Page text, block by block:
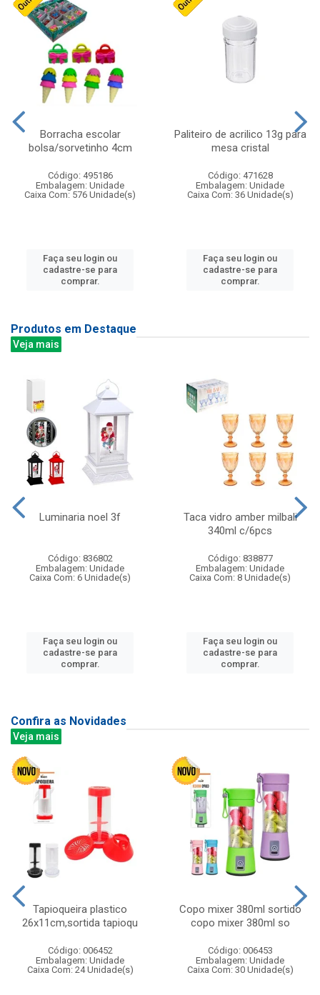
Borracha escolar
bolsa/sorvetinho 4cm
Código: 495186
Embalagem: Unidade
Caixa Com: 576 Unidade(s)
Faça seu login ou
cadastre-se para
comprar.
Paliteiro de acrilico 13g para
mesa cristal
Código: 471628
Embalagem: Unidade
Caixa Com: 36 Unidade(s)
Faça seu login ou
cadastre-se para
comprar.
Produtos em Destaque
Veja mais
Luminaria noel 3f
Código: 836802
Embalagem: Unidade
Caixa Com: 6 Unidade(s)
Faça seu login ou
cadastre-se para
comprar.
Taca vidro amber milbali
340ml c/6pcs
Código: 838877
Embalagem: Unidade
Caixa Com: 8 Unidade(s)
Faça seu login ou
cadastre-se para
comprar.
Confira as Novidades
Veja mais
Tapioqueira plastico
26x11cm,sortida tapioqu
Código: 006452
Embalagem: Unidade
Caixa Com: 24 Unidade(s)
Copo mixer 380ml sortido
copo mixer 380ml so
Código: 006453
Embalagem: Unidade
Caixa Com: 30 Unidade(s)